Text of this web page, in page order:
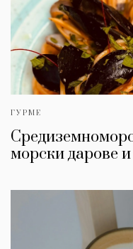
ГУРМЕ
морски дарове